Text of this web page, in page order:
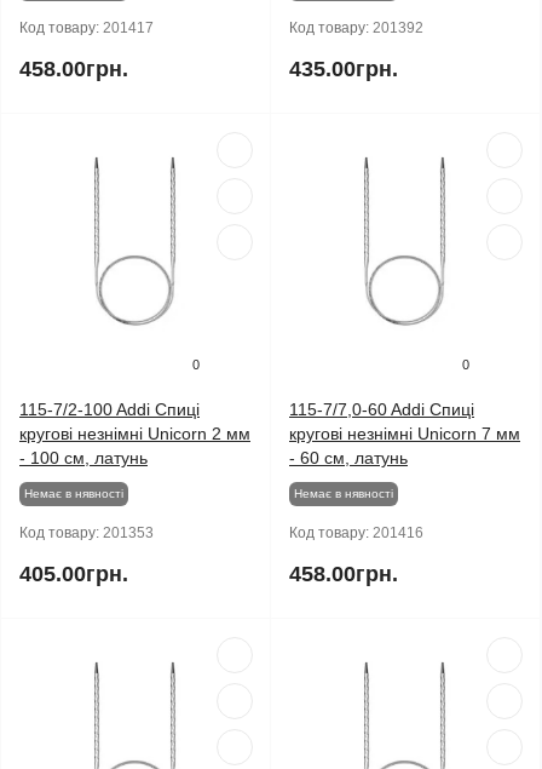
Код товару: 201417
458.00грн.
Код товару: 201392
435.00грн.
0
115-7/2-100 Addi Спиці
кругові незнімні Unicorn 2 мм
- 100 см, латунь
Немає в нявності
Код товару: 201353
405.00грн.
0
115-7/7,0-60 Addi Спиці
кругові незнімні Unicorn 7 мм
- 60 см, латунь
Немає в нявності
Код товару: 201416
458.00грн.